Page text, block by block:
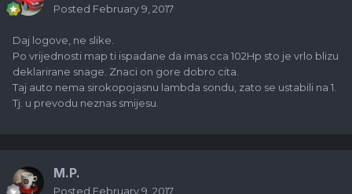
Posted February 9, 2017
Daj logove, ne slike.
Po vrijednosti map ti ispadane da imas cca 102Hp sto je vrlo blizu
deklarirane snage. Znaci on gore dobro cita.
Taj auto nema sirokopojasnu lambda sondu, zato se ustabili na 1.
Tj. u prevodu neznas smijesu.
M.P.
Posted February 9, 2017